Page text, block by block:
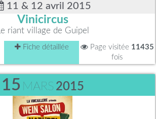
11 & 12 avril 2015
Vinicircus
Le riant village de Guipel
Fiche détaillée Page visitée 11435
fois
15 MARS 2015